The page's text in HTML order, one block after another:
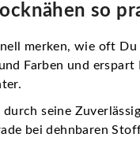
so
merken, wie oft
Farben und
seine
bei dehnbaren